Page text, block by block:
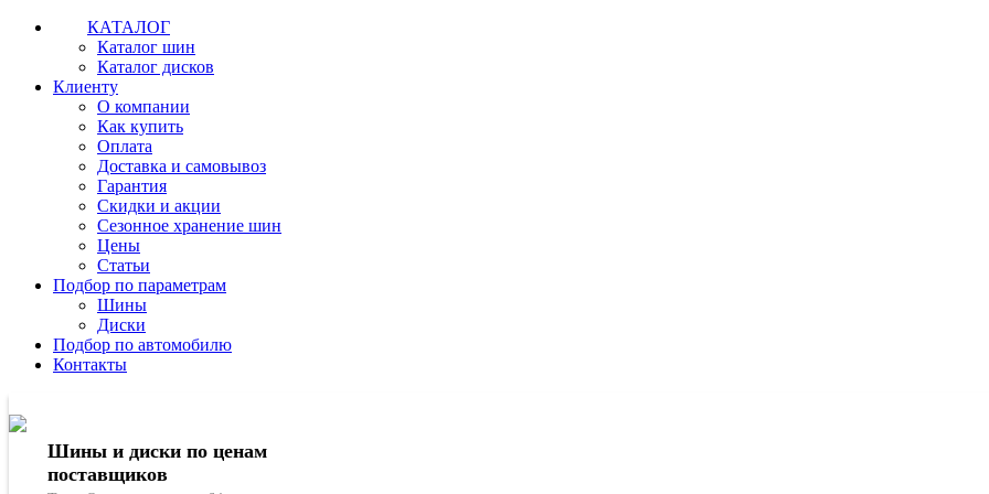
КАТАЛОГ
Каталог шин
Каталог дисков
Клиенту
О компании
Как купить
Оплата
Доставка и самовывоз
Гарантия
Скидки и акции
Сезонное хранение шин
Цены
Статьи
Подбор по параметрам
Шины
Диски
Подбор по автомобилю
Контакты
Шины и диски по ценам
поставщиков